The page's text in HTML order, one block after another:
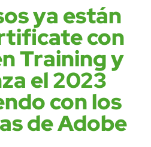
ya están
con
Training y
el 2023
con los
de Adobe